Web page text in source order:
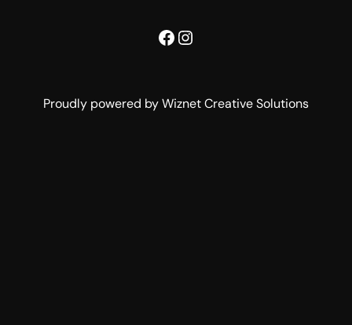
Facebook
Instagram
Proudly powered by Wiznet Creative Solutions